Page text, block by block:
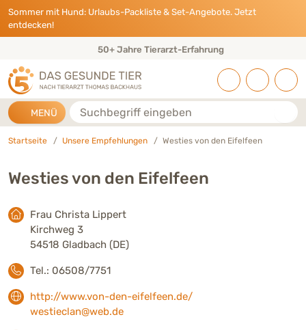
Direkt zu:
INHALT
HAUPTMENÜ
FOOTER
Sommer mit Hund: Urlaubs-Packliste & Set-Angebote. Jetzt
entdecken!
50+ Jahre Tierarzt-Erfahrung
MENÜ Suche
Startseite Unsere Empfehlungen Westies von den Eifelfeen
Westies von den Eifelfeen
Frau Christa Lippert
Kirchweg 3
54518 Gladbach (DE)
Tel.: 06508/7751
http://www.von-den-eifelfeen.de/
westieclan@web.de